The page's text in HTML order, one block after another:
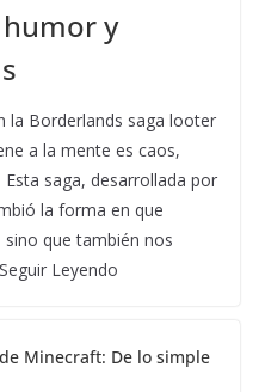
y
la Borderlands saga looter
a la mente es caos,
saga, desarrollada por
la forma en que
que también nos
Leyendo
Minecraft: De lo simple